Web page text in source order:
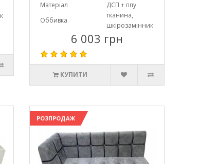
Матеріал
ДСП + ппу
Оббивка
тканина,
шкірозамінник
6 003 грн
КУПИТИ
РОЗПРОДАЖ